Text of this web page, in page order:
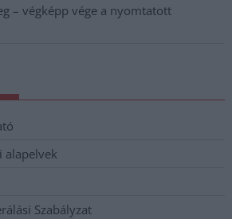
– végképp vége a nyomtatott
alapelvek
Szabályzat